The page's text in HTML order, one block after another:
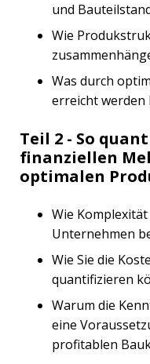
und
Wie
Was durch
erreicht werden
Teil 2 - So
finanziellen
optimalen
Wie
Unternehmen
Wie Sie die
quantifizieren
Warum die
eine
profitablen